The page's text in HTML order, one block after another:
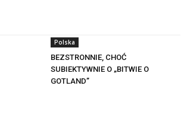
Polska
BEZSTRONNIE, CHOĆ
SUBIEKTYWNIE O „BITWIE O
GOTLAND”